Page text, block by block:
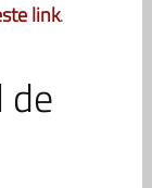
link.